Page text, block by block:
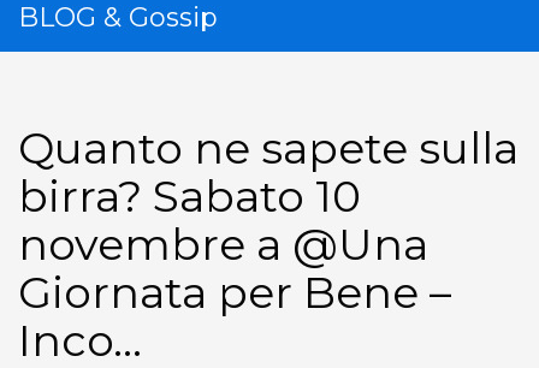
BLOG & Gossip
Quanto ne sapete sulla
birra? Sabato 10
novembre a @Una
Giornata per Bene –
Inco…